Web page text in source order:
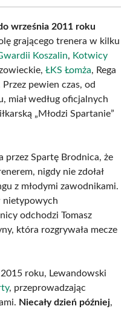
września 2011 roku
grającego trenera w kilku
Koszalin, Kotwicy
ŁKS Łomża, Rega
pewien czas, od
miał według oficjalnych
„Młodzi Spartanie”
przez Spartę Brodnica, że
nigdy nie zdołał
z młodymi zawodnikami.
nietypowych
odchodzi Tomasz
która rozgrywała mecze
roku, Lewandowski
, przeprowadzając
Niecały dzień później,